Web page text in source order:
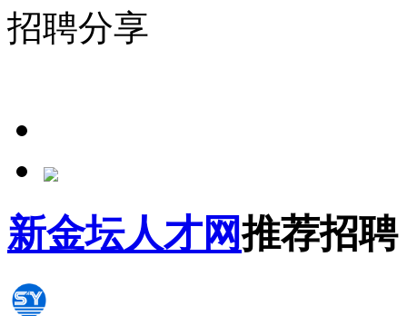
招聘分享
新金坛人才网推荐招聘